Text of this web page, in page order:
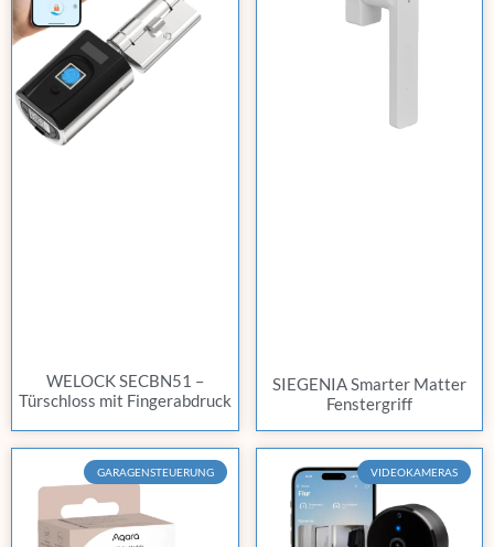
WELOCK SECBN51 –
Türschloss mit Fingerabdruck
SIEGENIA Smarter Matter
Fenstergriff
GARAGENSTEUERUNG VIDEOKAMERAS